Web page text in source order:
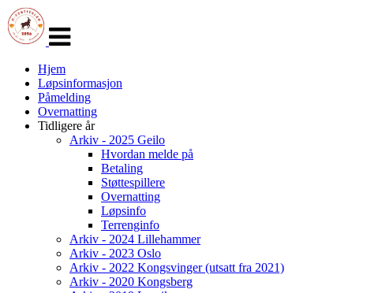
navigasjon
Hjem
Løpsinformasjon
Påmelding
Overnatting
Tidligere år
Arkiv - 2025 Geilo
Hvordan melde på
Betaling
Støttespillere
Overnatting
Løpsinfo
Terrenginfo
Arkiv - 2024 Lillehammer
Arkiv - 2023 Oslo
Arkiv - 2022 Kongsvinger (utsatt fra 2021)
Arkiv - 2020 Kongsberg